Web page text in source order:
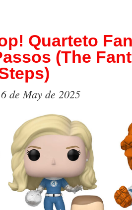
Quarteto
(The
de May de 2025